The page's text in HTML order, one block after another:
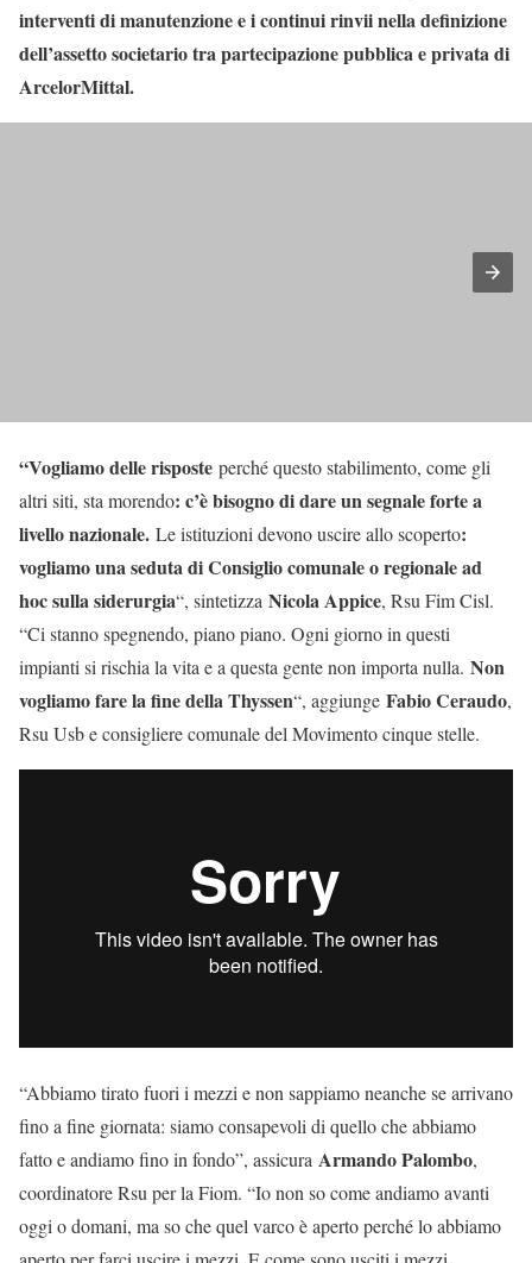
interventi di manutenzione e i continui rinvii nella definizione
dell’assetto societario tra partecipazione pubblica e privata di
ArcelorMittal.
“Vogliamo delle risposte perché questo stabilimento, come gli
altri siti, sta morendo: c’è bisogno di dare un segnale forte a
livello nazionale. Le istituzioni devono uscire allo scoperto:
vogliamo una seduta di Consiglio comunale o regionale ad
hoc sulla siderurgia“, sintetizza Nicola Appice, Rsu Fim Cisl.
“Ci stanno spegnendo, piano piano. Ogni giorno in questi
impianti si rischia la vita e a questa gente non importa nulla. Non
vogliamo fare la fine della Thyssen“, aggiunge Fabio Ceraudo,
Rsu Usb e consigliere comunale del Movimento cinque stelle.
“Abbiamo tirato fuori i mezzi e non sappiamo neanche se arrivano
fino a fine giornata: siamo consapevoli di quello che abbiamo
fatto e andiamo fino in fondo”, assicura Armando Palombo,
coordinatore Rsu per la Fiom. “Io non so come andiamo avanti
oggi o domani, ma so che quel varco è aperto perché lo abbiamo